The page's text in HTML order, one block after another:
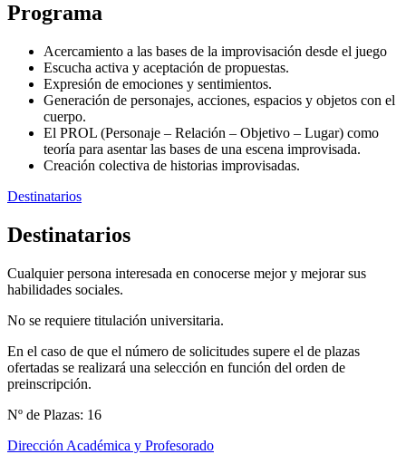
Programa
Acercamiento a las bases de la improvisación desde el juego
Escucha activa y aceptación de propuestas.
Expresión de emociones y sentimientos.
Generación de personajes, acciones, espacios y objetos con el
cuerpo.
El PROL (Personaje – Relación – Objetivo – Lugar) como
teoría para asentar las bases de una escena improvisada.
Creación colectiva de historias improvisadas.
Destinatarios
Destinatarios
Cualquier persona interesada en conocerse mejor y mejorar sus
habilidades sociales.
No se requiere titulación universitaria.
En el caso de que el número de solicitudes supere el de plazas
ofertadas se realizará una selección en función del orden de
preinscripción.
Nº de Plazas: 16
Dirección Académica y Profesorado